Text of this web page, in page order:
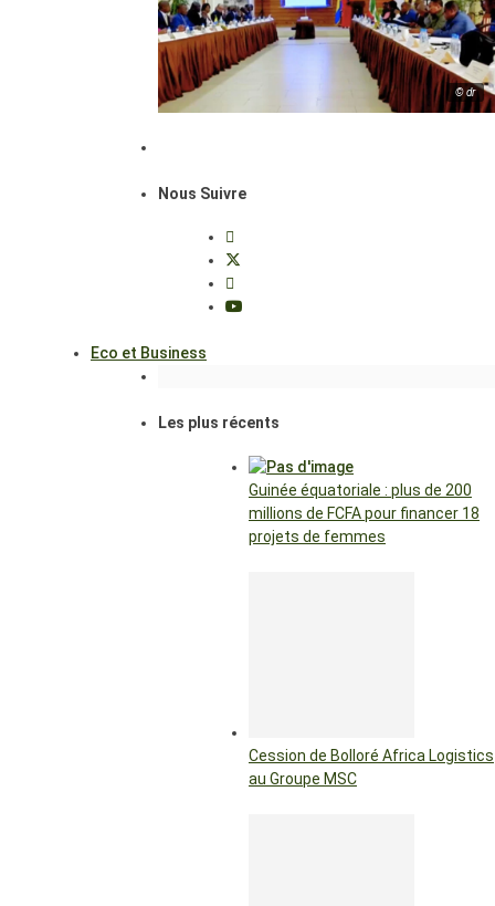
© dr
Nous Suivre
Eco et Business
Les plus récents
Guinée équatoriale : plus de 200
millions de FCFA pour financer 18
projets de femmes
Cession de Bolloré Africa Logistics
au Groupe MSC